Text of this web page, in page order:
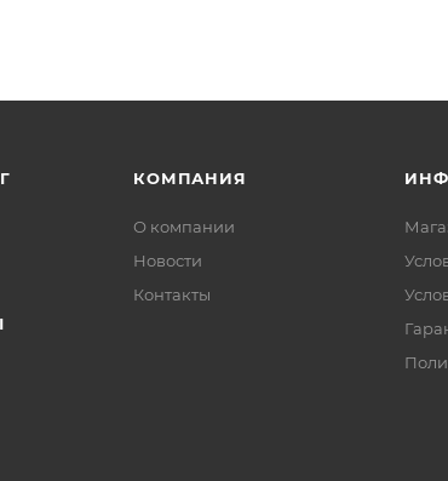
КОМПАНИЯ
О компании
Новости
Контакты